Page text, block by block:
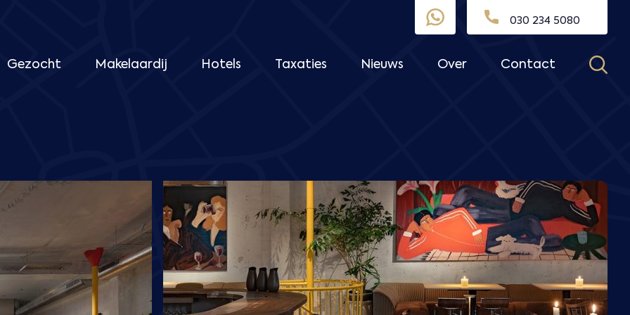
030 234 5080
Gezocht Makelaardij Hotels Taxaties Nieuws Over Contact